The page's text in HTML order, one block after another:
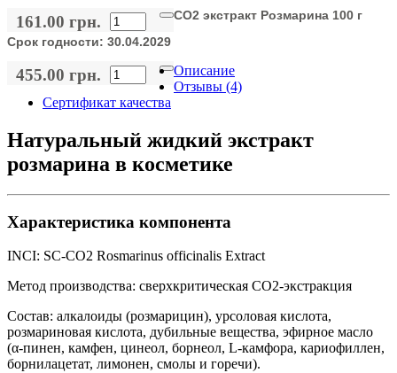
161.00 грн.
СО2 экстракт Розмарина 100 г
Срок годности: 30.04.2029
455.00 грн.
Описание
Отзывы (4)
Сертификат качества
Натуральный жидкий экстракт
розмарина в косметике
Характеристика компонента
INCI: SC-CO2 Rosmarinus officinalis Еxtract
Метод производства: сверхкритическая СО2-экстракция
Состав: алкалоиды (розмарицин), урсоловая кислота,
розмариновая кислота, дубильные вещества, эфирное масло
(α-пинен, камфен, цинеол, борнеол, L-камфора, кариофиллен,
борнилацетат, лимонен, смолы и горечи).